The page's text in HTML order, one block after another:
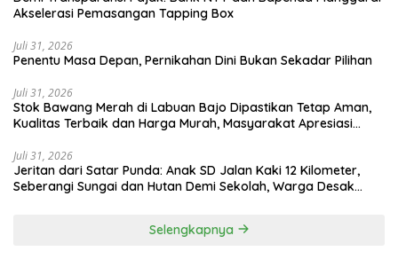
Akselerasi Pemasangan Tapping Box
Juli 31, 2026
Penentu Masa Depan, Pernikahan Dini Bukan Sekadar Pilihan
Juli 31, 2026
Stok Bawang Merah di Labuan Bajo Dipastikan Tetap Aman,
Kualitas Terbaik dan Harga Murah, Masyarakat Apresiasi
Juli 31, 2026
Jeritan dari Satar Punda: Anak SD Jalan Kaki 12 Kilometer,
Seberangi Sungai dan Hutan Demi Sekolah, Warga Desak
Selengkapnya